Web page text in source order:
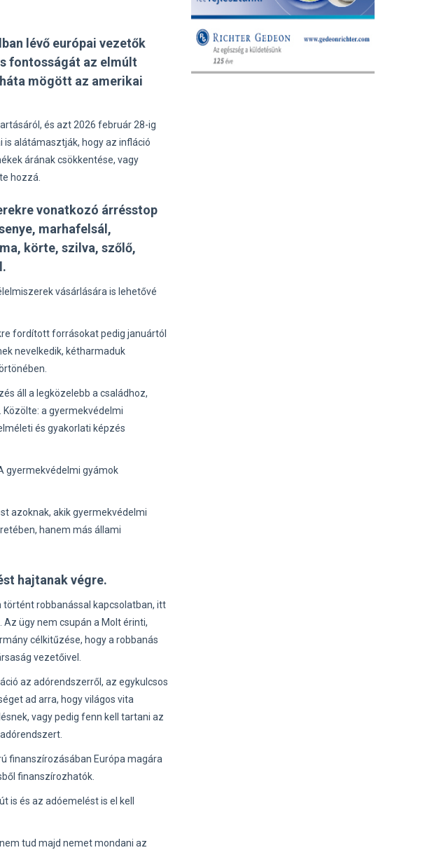
lévő európai vezetők
fontosságát az elmúlt
mögött az amerikai
és azt 2026 február 28-ig
alátámasztják, hogy az infláció
árának csökkentése, vagy
hozzá.
vonatkozó árrésstop
marhafelsál,
körte, szilva, szőlő,
vásárlására is lehetővé
fordított forrásokat pedig januártól
nevelkedik, kétharmaduk
áll a legközelebb a családhoz,
a gyermekvédelmi
és gyakorlati képzés
gyermekvédelmi gyámok
azoknak, akik gyermekvédelmi
hanem más állami
hajtanak végre.
robbanással kapcsolatban, itt
ügy nem csupán a Molt érinti,
célkitűzése, hogy a robbanás
vezetőivel.
az adórendszerről, az egykulcsos
ad arra, hogy világos vita
vagy pedig fenn kell tartani az
finanszírozásában Európa magára
finanszírozhatók.
is és az adóemelést is el kell
tud majd nemet mondani az